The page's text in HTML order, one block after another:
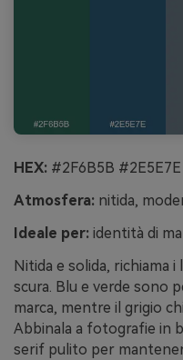
HEX: #2F6B5B
Atmosfera: nitida,
Ideale per: identità di
Nitida e solida, richiama
scura. Blu e verde sono
marca, mentre il grigio
Abbinala a fotografie in
serif pulito per